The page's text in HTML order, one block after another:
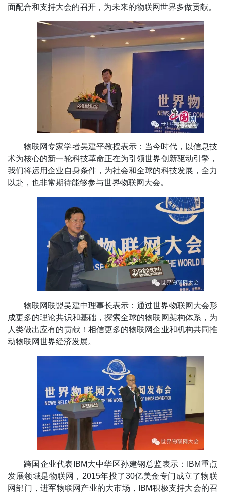
面配合和支持大会的召开，为未来的物联网世界多做贡献。
物联网专家学者吴建平教授表示：当今时代，以信息技
术为核心的新一轮科技革命正在为引领世界创新驱动引擎，
我们将运用企业自身条件，为社会和全球的科技发展，全力
以赴，也非常期待能够参与世界物联网大会。
物联网联盟吴建中理事长表示：通过世界物联网大会形
成更多的理论共识和基础，探索全球的物联网架构体系，为
人类做出应有的贡献！相信更多的物联网企业和机构共同推
动物联网世界经济发展。
跨国企业代表IBM大中华区孙建钢总监表示：IBM重点
发展领域是物联网，2015年投了30亿美金专门成立了物联
网部门，进军物联网产业的大市场，IBM积极支持大会的召